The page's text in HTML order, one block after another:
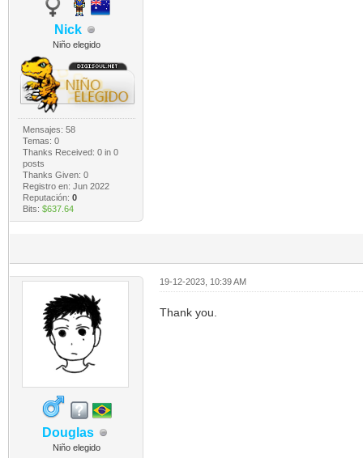
Nick
Niño elegido
Mensajes: 58
Temas: 0
Thanks Received: 0in 0
posts
Thanks Given: 0
Registro en: Jun 2022
Reputación: 0
Bits: $637.64
Douglas
Niño elegido
19-12-2023, 10:39 AM
Thank you.